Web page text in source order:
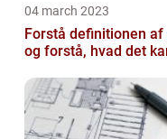
04 march 2023
Forstå definitionen af
og forstå, hvad det